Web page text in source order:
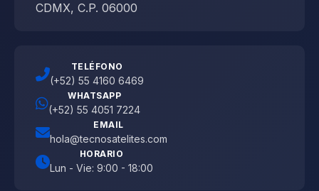
CDMX, C.P. 06000
TELÉFONO
(+52) 55 4160 6469
WHATSAPP
(+52) 55 4051 7224
EMAIL
hola@tecnosatelites.com
HORARIO
Lun - Vie: 9:00 - 18:00